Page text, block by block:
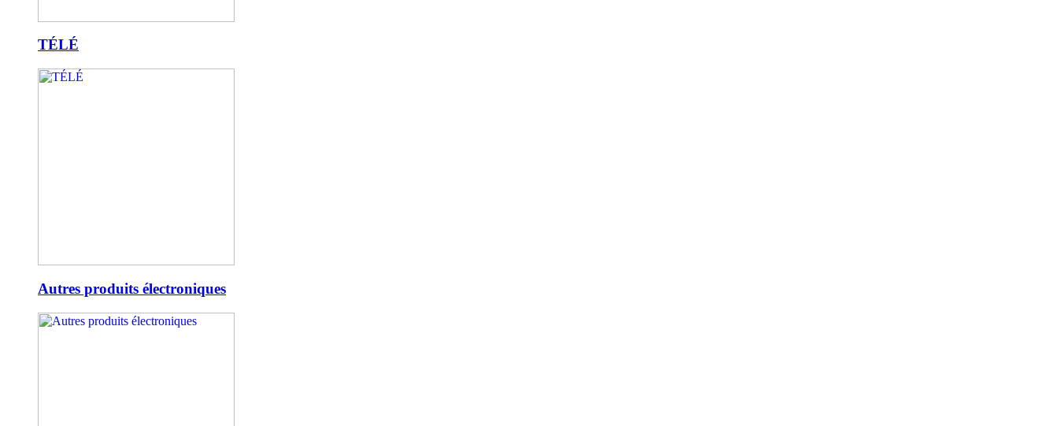
TÉLÉ
Autres produits électroniques